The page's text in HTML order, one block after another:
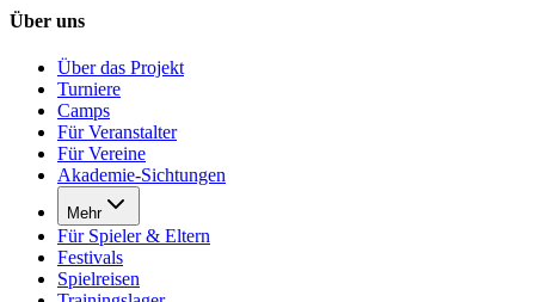
Über uns
Über das Projekt
Turniere
Camps
Für Veranstalter
Für Vereine
Akademie-Sichtungen
Mehr
Für Spieler & Eltern
Festivals
Spielreisen